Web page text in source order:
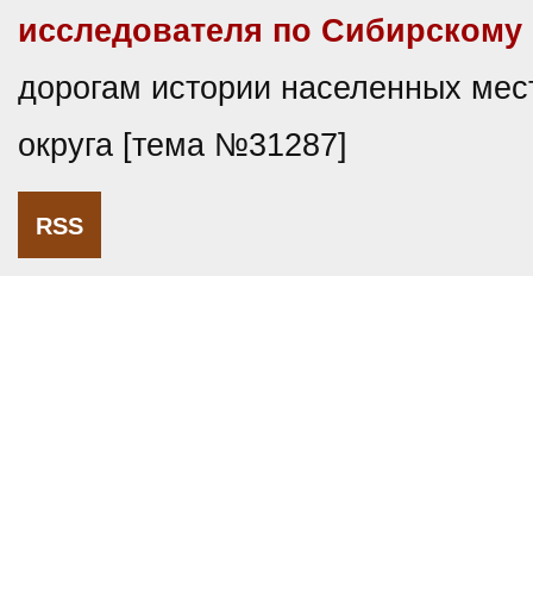
исследователя по Сибирскому
дорогам истории населенных
округа [тема №31287]
RSS